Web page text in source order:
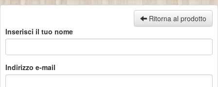
Ritorna al prodotto
Inserisci il tuo nome
Indirizzo e-mail